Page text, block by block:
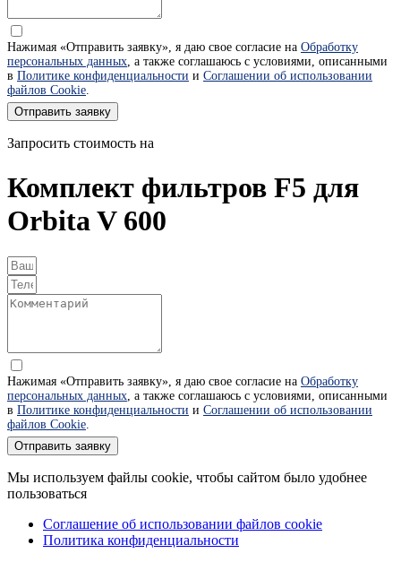
Нажимая «Отправить заявку», я даю свое согласие на Обработку
персональных данных, а также соглашаюсь с условиями, описанными
в Политике конфиденциальности и Соглашении об использовании
файлов Cookie.
Отправить заявку
Запросить стоимость на
Комплект фильтров F5 для
Orbita V 600
Нажимая «Отправить заявку», я даю свое согласие на Обработку
персональных данных , а также соглашаюсь с условиями, описанными
в Политике конфиденциальности и Соглашении об использовании
файлов Cookie
Отправить заявку
Мы используем файлы cookie, чтобы сайтом было удобнее
пользоваться
Соглашение об использовании файлов cookie
Политика конфиденциальности